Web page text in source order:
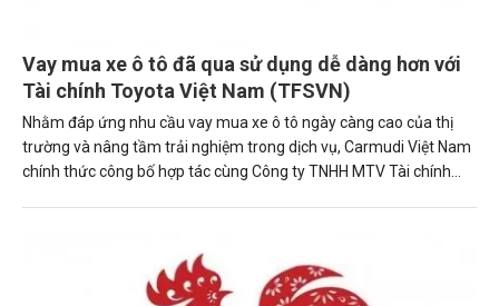
Vay mua xe ô tô đã qua sử dụng dễ dàng hơn với
Tài chính Toyota Việt Nam (TFSVN)
Nhằm đáp ứng nhu cầu vay mua xe ô tô ngày càng cao của thị
trường và nâng tầm trải nghiệm trong dịch vụ, Carmudi Việt Nam
chính thức công bố hợp tác cùng Công ty TNHH MTV Tài chính